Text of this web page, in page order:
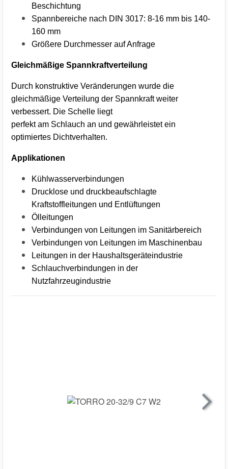
Beschichtung
Spannbereiche nach DIN 3017: 8-16 mm bis 140-
160 mm
Größere Durchmesser auf Anfrage
Gleichmäßige Spannkraftverteilung
Durch konstruktive Veränderungen wurde die
gleichmäßige Verteilung der Spannkraft weiter
verbessert. Die Schelle liegt
perfekt am Schlauch an und gewährleistet ein
optimiertes Dichtverhalten.
Applikationen
Kühlwasserverbindungen
Drucklose und druckbeaufschlagte
Kraftstoffleitungen und Entlüftungen
Ölleitungen
Verbindungen von Leitungen im Sanitärbereich
Verbindungen von Leitungen im Maschinenbau
Leitungen in der Haushaltsgeräteindustrie
Schlauchverbindungen in der
Nutzfahrzeugindustrie
